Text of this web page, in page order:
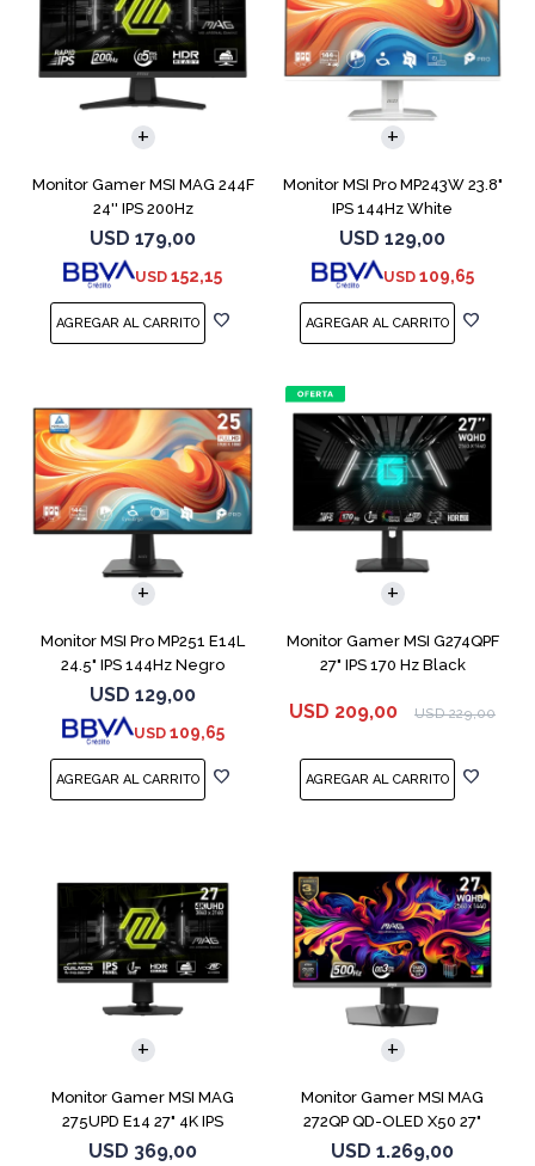
Monitor Gamer MSI MAG 244F
24'' IPS 200Hz
USD 179,00
USD 152,15
Monitor MSI Pro MP243W 23.8"
IPS 144Hz White
USD 129,00
USD 109,65
Monitor MSI Pro MP251 E14L
24.5" IPS 144Hz Negro
USD 129,00
USD 109,65
Monitor Gamer MSI G274QPF
27" IPS 170 Hz Black
USD 209,00 USD 229,00
Monitor Gamer MSI MAG
275UPD E14 27" 4K IPS
USD 369,00
Monitor Gamer MSI MAG
272QP QD-OLED X50 27"
500Hz
USD 1.269,00